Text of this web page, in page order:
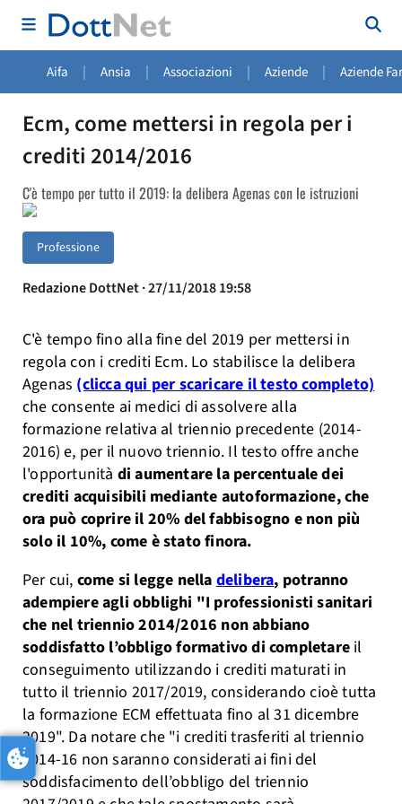
Aifa | Ansia | Associazioni | Aziende | Aziende
Ecm, come mettersi in regola per i
crediti 2014/2016
C'è tempo per tutto il 2019: la delibera Agenas con le istruzioni
Professione
Redazione DottNet · 27/11/2018 19:58
C'è tempo fino alla fine del 2019 per mettersi in
regola con i crediti Ecm. Lo stabilisce la delibera
Agenas (clicca qui per scaricare il testo completo)
che consente ai medici di assolvere alla
formazione relativa al triennio precedente (2014-
2016) e, per il nuovo triennio. Il testo offre anche
l'opportunità di aumentare la percentuale dei
crediti acquisibili mediante autoformazione, che
ora può coprire il 20% del fabbisogno e non più
solo il 10%, come è stato finora.
Per cui, come si legge nelladelibera, potranno
adempiere agli obblighi "I professionisti sanitari
che nel triennio 2014/2016 non abbiano
soddisfatto l’obbligo formativo di completare il
conseguimento utilizzando i crediti maturati in
tutto il triennio 2017/2019, considerando cioè tutta
la formazione ECM effettuata fino al 31 dicembre
2019". Da notare che "i crediti trasferiti al triennio
2014-16 non saranno considerati ai fini del
soddisfacimento dell’obbligo del triennio